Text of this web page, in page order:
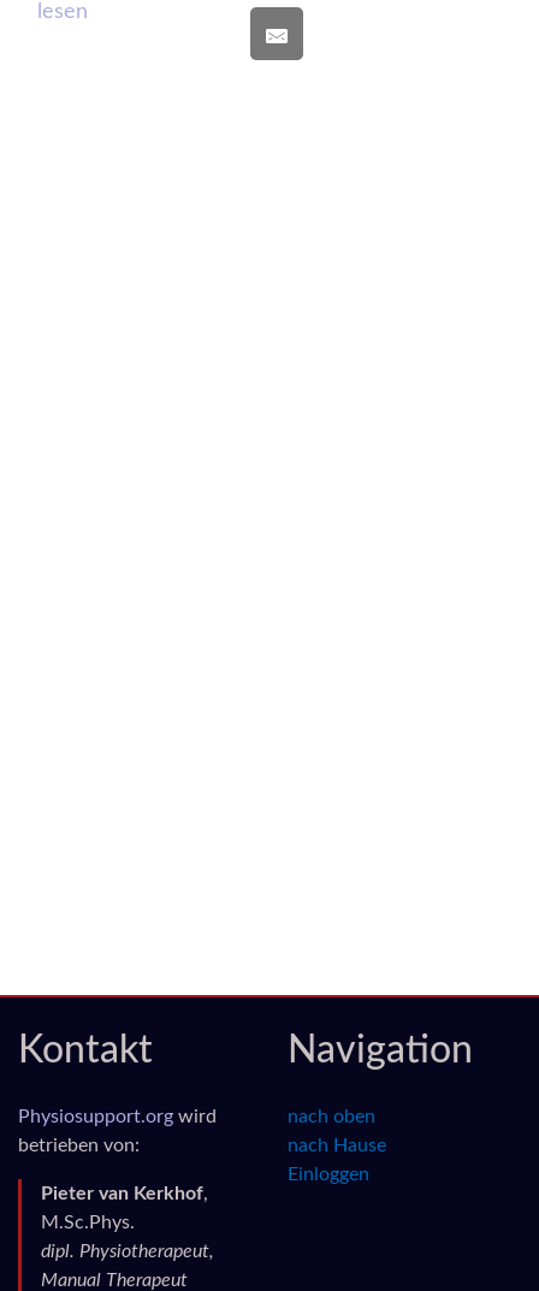
lesen
Kontakt
Physiosupport.org wird
betrieben von:
Pieter van Kerkhof,
M.Sc.Phys.
dipl. Physiotherapeut,
Manual Therapeut
Navigation
nach oben
nach Hause
Einloggen